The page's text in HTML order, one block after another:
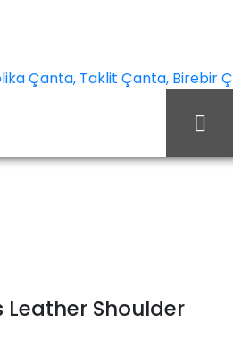
Troch Bag
Leather Shoulder